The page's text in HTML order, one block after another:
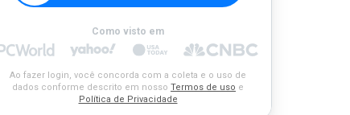
Como visto em
Ao fazer login, você concorda com a coleta e o uso de
dados conforme descrito em nosso Termos de uso e
Política de Privacidade